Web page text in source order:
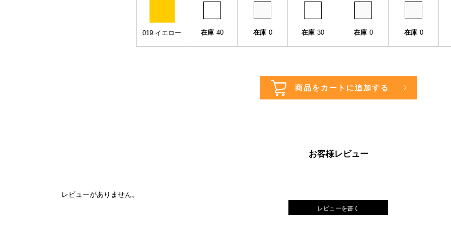
019.イエロー 在庫 40 在庫 0 在庫 30 在庫 0 在庫 0
お客様レビュー
レビューがありません。
レビューを書く